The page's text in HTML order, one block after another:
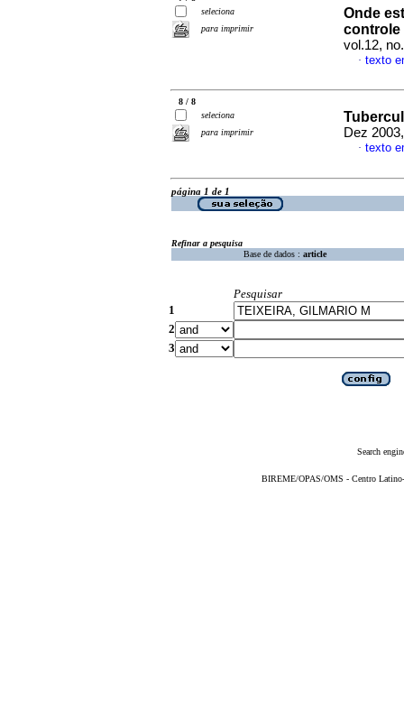
seleciona
para imprimir
Onde
controle
vol.12,
· texto
8 / 8
seleciona
para imprimir
Dez
· texto
página 1 de 1
Refinar a pesquisa
Base de dados : article
Pesquisar
1
2
3
Search
BIREME/OPAS/OMS - Centro Latino-